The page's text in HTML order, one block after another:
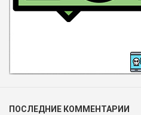
ПОСЛЕДНИЕ КОММЕНТАРИИ